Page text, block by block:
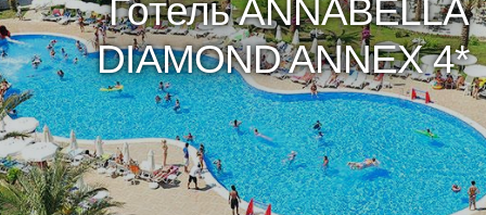
Готель ANNABELLA
DIAMOND ANNEX 4*